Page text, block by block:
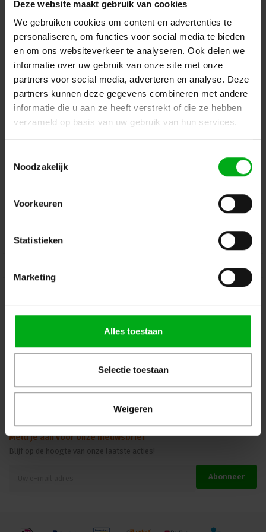
Deze website maakt gebruik van cookies
We gebruiken cookies om content en advertenties te
personaliseren, om functies voor social media te bieden
en om ons websiteverkeer te analyseren. Ook delen we
informatie over uw gebruik van onze site met onze
partners voor social media, adverteren en analyse. Deze
partners kunnen deze gegevens combineren met andere
informatie die u aan ze heeft verstrekt of die ze hebben
verzameld op basis van uw gebruik van hun services.
Noodzakelijk
Voorkeuren
Statistieken
Marketing
Alles toestaan
Selectie toestaan
Weigeren
Terug naar vorige pagina
Dé specialist podiumtechniek; van schets naar uitvoering
Kleine Tocht 32 1507 CA
Zaandam
+ 31 85 40 15 92 9
info@podiumtechniek.nl
Volg ons op Facebook
Volg ons op Instagram
Volg ons op Linkedin
Over Podiumtechniek
Veilig winkelen
Meld je aan voor onze nieuwsbrief
Blijf op de hoogte van onze laatste acties!
Abonneer